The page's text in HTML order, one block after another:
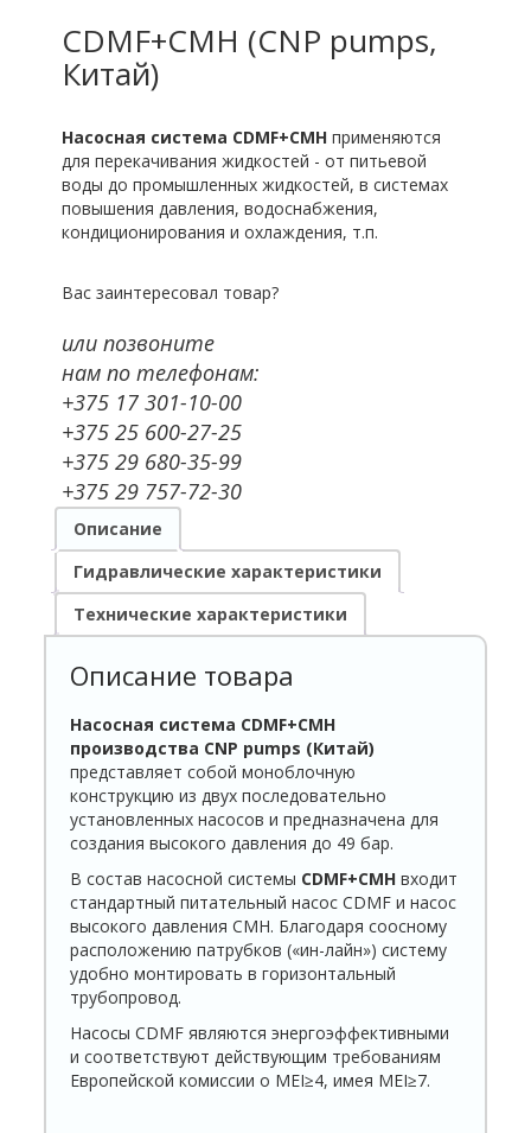
CDMF+CMH (CNP pumps,
Китай)
Насосная система CDMF+CMH применяются
для перекачивания жидкостей - от питьевой
воды до промышленных жидкостей, в системах
повышения давления, водоснабжения,
кондиционирования и охлаждения, т.п.
Вас заинтересовал товар?
или позвоните
нам по телефонам:
+375 17 301-10-00
+375 25 600-27-25
+375 29 680-35-99
+375 29 757-72-30
Описание
Гидравлические характеристики
Технические характеристики
Описание товара
Насосная система CDMF+CMH
производства CNP pumps (Китай)
представляет собой моноблочную
конструкцию из двух последовательно
установленных насосов и предназначена для
создания высокого давления до 49 бар.
В состав насосной системы CDMF+CMH входит
стандартный питательный насос CDMF и насос
высокого давления СМН. Благодаря соосному
расположению патрубков («ин-лайн») систему
удобно монтировать в горизонталь­ный
трубопровод.
Насосы CDMF являются энергоэффективными
и соответствуют действующим требованиям
Европейской комиссии о МЕI≥4, имея МЕI≥7.